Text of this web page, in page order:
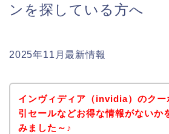
ンを探している方へ
2025年11月最新情報
インヴィディア（invidia）のクー
引セールなどお得な情報がないか
みました～♪